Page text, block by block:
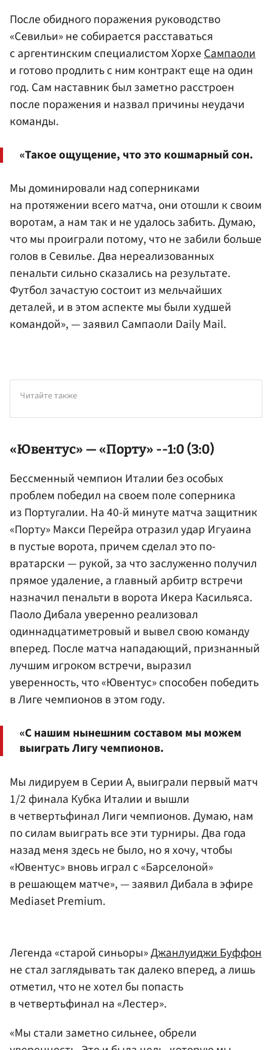
После обидного поражения руководство
«Севильи» не собирается расставаться
с аргентинским специалистом ХорхеСампаоли
и готово продлить с ним контракт еще на один
год. Сам наставник был заметно расстроен
после поражения и назвал причины неудачи
команды.
«Такое ощущение, что это кошмарный сон.
Мы доминировали над соперниками
на протяжении всего матча, они отошли к своим
воротам, а нам так и не удалось забить. Думаю,
что мы проиграли потому, что не забили больше
голов в Севилье. Два нереализованных
пенальти сильно сказались на результате.
Футбол зачастую состоит из мельчайших
деталей, и в этом аспекте мы были худшей
командой», — заявил Сампаоли Daily Mail.
Читайте также
«Ювентус» — «Порту» --1:0 (3:0)
Бессменный чемпион Италии без особых
проблем победил на своем поле соперника
из Португалии. На 40-й минуте матча защитник
«Порту» Макси Перейра отразил удар Игуаина
в пустые ворота, причем сделал это по-
вратарски — рукой, за что заслуженно получил
прямое удаление, а главный арбитр встречи
назначил пенальти в ворота Икера Касильяса.
Паоло Дибала уверенно реализовал
одиннадцатиметровый и вывел свою команду
вперед. После матча нападающий, признанный
лучшим игроком встречи, выразил
уверенность, что «Ювентус» способен победить
в Лиге чемпионов в этом году.
«С нашим нынешним составом мы можем
выиграть Лигу чемпионов.
Мы лидируем в Серии А, выиграли первый матч
1/2 финала Кубка Италии и вышли
в четвертьфинал Лиги чемпионов. Думаю, нам
по силам выиграть все эти турниры. Два года
назад меня здесь не было, но я хочу, чтобы
«Ювентус» вновь играл с «Барселоной»
в решающем матче», — заявил Дибала в эфире
Mediaset Premium.
Легенда «старой синьоры»Джанлуиджи Буффон
не стал заглядывать так далеко вперед, а лишь
отметил, что не хотел бы попасть
в четвертьфинал на «Лестер».
«Мы стали заметно сильнее, обрели